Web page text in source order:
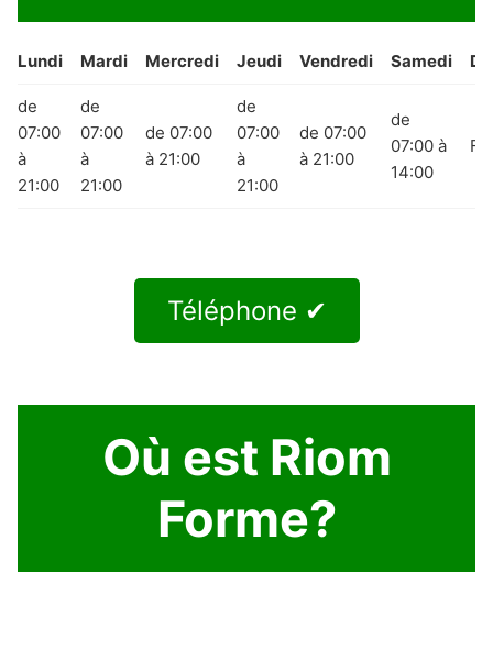
Lundi Mardi Mercredi Jeudi Vendredi Samedi
de
07:00
à
21:00
de
07:00
à
21:00
de 07:00
à 21:00
de
07:00
à
21:00
de 07:00
à 21:00
de
07:00 à
14:00
Téléphone ✔
Où est Riom
Forme?